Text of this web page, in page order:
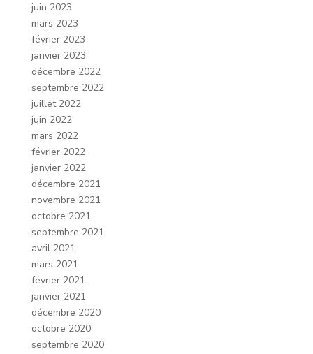
juin 2023
mars 2023
février 2023
janvier 2023
décembre 2022
septembre 2022
juillet 2022
juin 2022
mars 2022
février 2022
janvier 2022
décembre 2021
novembre 2021
octobre 2021
septembre 2021
avril 2021
mars 2021
février 2021
janvier 2021
décembre 2020
octobre 2020
septembre 2020